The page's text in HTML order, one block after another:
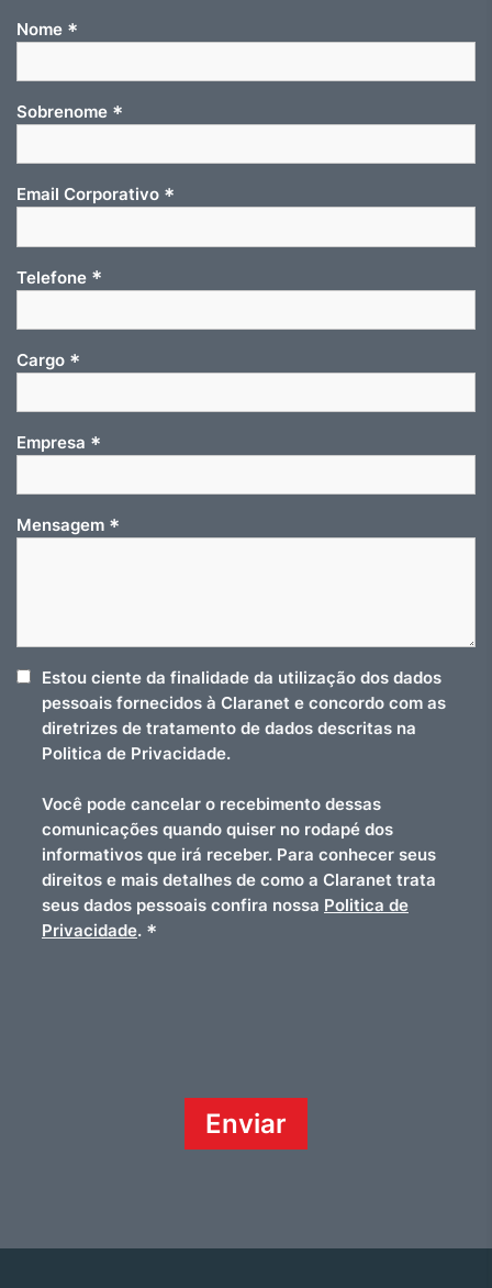
Nome *
Sobrenome *
Email Corporativo *
Telefone *
Cargo *
Empresa *
Mensagem *
Estou ciente da finalidade da utilização dos dados
pessoais fornecidos à Claranet e concordo com as
diretrizes de tratamento de dados descritas na
Politica de Privacidade.
Você pode cancelar o recebimento dessas
comunicações quando quiser no rodapé dos
informativos que irá receber. Para conhecer seus
direitos e mais detalhes de como a Claranet trata
seus dados pessoais confira nossa Politica de
Privacidade. *